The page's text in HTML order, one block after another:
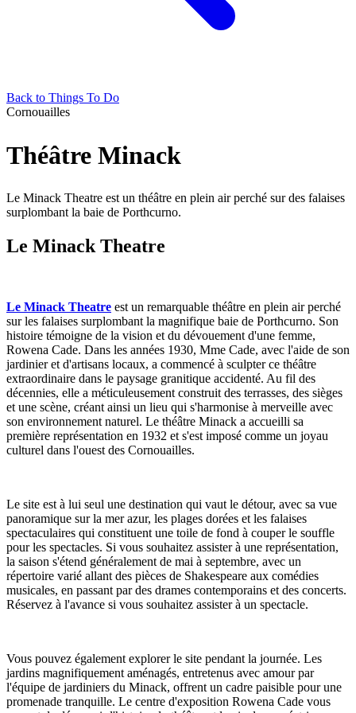
Back to Things To Do
Cornouailles
Théâtre Minack
Le Minack Theatre est un théâtre en plein air perché sur des falaises
surplombant la baie de Porthcurno.
Le Minack Theatre
Le Minack Theatre est un remarquable théâtre en plein air perché
sur les falaises surplombant la magnifique baie de Porthcurno. Son
histoire témoigne de la vision et du dévouement d'une femme,
Rowena Cade. Dans les années 1930, Mme Cade, avec l'aide de son
jardinier et d'artisans locaux, a commencé à sculpter ce théâtre
extraordinaire dans le paysage granitique accidenté. Au fil des
décennies, elle a méticuleusement construit des terrasses, des sièges
et une scène, créant ainsi un lieu qui s'harmonise à merveille avec
son environnement naturel. Le théâtre Minack a accueilli sa
première représentation en 1932 et s'est imposé comme un joyau
culturel dans l'ouest des Cornouailles.
Le site est à lui seul une destination qui vaut le détour, avec sa vue
panoramique sur la mer azur, les plages dorées et les falaises
spectaculaires qui constituent une toile de fond à couper le souffle
pour les spectacles. Si vous souhaitez assister à une représentation,
la saison s'étend généralement de mai à septembre, avec un
répertoire varié allant des pièces de Shakespeare aux comédies
musicales, en passant par des drames contemporains et des concerts.
Réservez à l'avance si vous souhaitez assister à un spectacle.
Vous pouvez également explorer le site pendant la journée. Les
jardins magnifiquement aménagés, entretenus avec amour par
l'équipe de jardiniers du Minack, offrent un cadre paisible pour une
promenade tranquille. Le centre d'exposition Rowena Cade vous